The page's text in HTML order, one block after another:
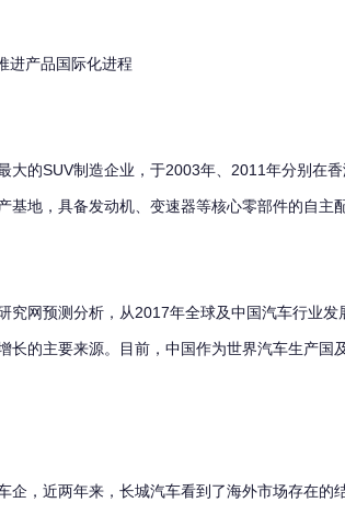
产品国际化进程
的SUV制造企业，于2003年、2011年分别在香
基地，具备发动机、变速器等核心零部件的自主
网预测分析，从2017年全球及中国汽车行业发
长的主要来源。目前，中国作为世界汽车生产
，近两年来，长城汽车看到了海外市场存在的